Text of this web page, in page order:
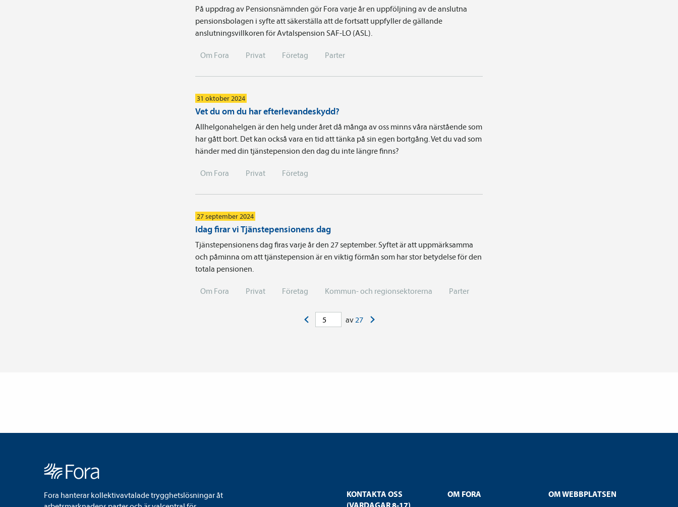
På uppdrag av Pensionsnämnden gör Fora varje år en uppföljning av de anslutna
pensionsbolagen i syfte att säkerställa att de fortsatt uppfyller de gällande
anslutningsvillkoren för Avtalspension SAF-LO (ASL).
Om Fora Privat Företag Parter
31 oktober 2024
Vet du om du har efterlevandeskydd?
Allhelgonahelgen är den helg under året då många av oss minns våra närstående som
har gått bort. Det kan också vara en tid att tänka på sin egen bortgång. Vet du vad som
händer med din tjänstepension den dag du inte längre finns?
Om Fora Privat Företag
27 september 2024
Idag firar vi Tjänstepensionens dag
Tjänstepensionens dag firas varje år den 27 september. Syftet är att uppmärksamma
och påminna om att tjänstepension är en viktig förmån som har stor betydelse för den
totala pensionen.
Om Fora Privat Företag Kommun- och regionsektorerna Parter
av27
KONTAKTA OSS
(VARDAGAR 8-17)
OM FORA
OM WEBBPLATSEN
Fora hanterar kollektivavtalade trygghetslösningar åt